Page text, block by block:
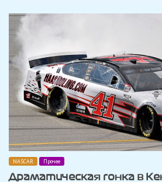
NASCAR Прочее
Драматическая гонка в